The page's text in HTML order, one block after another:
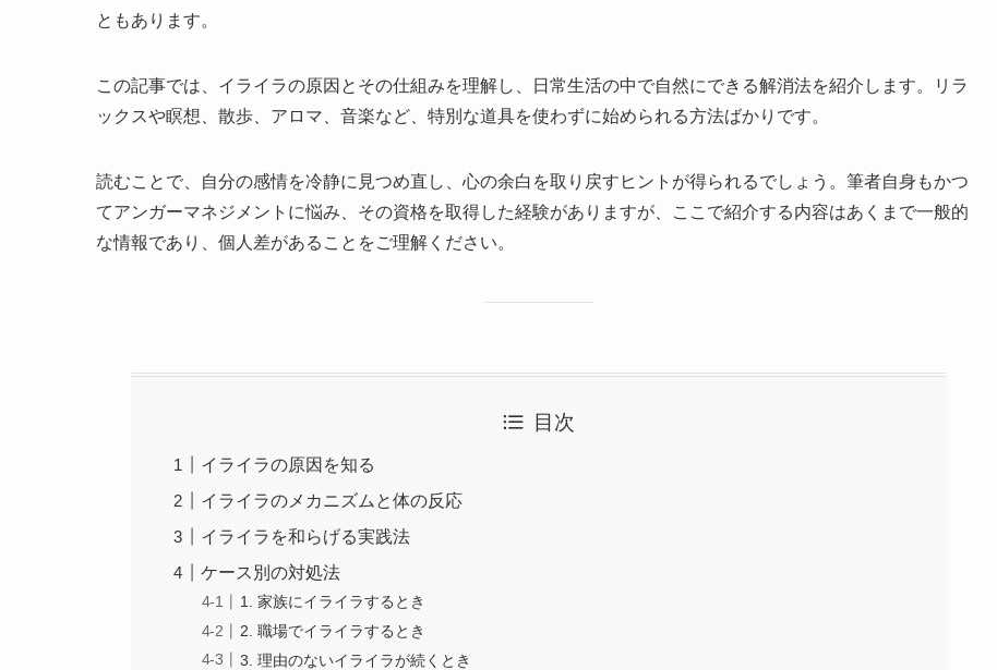
ともあります。
この記事では、イライラの原因とその仕組みを理解し、日常生活の中で自然にできる解消法を紹介します。リラ
ックスや瞑想、散歩、アロマ、音楽など、特別な道具を使わずに始められる方法ばかりです。
読むことで、自分の感情を冷静に見つめ直し、心の余白を取り戻すヒントが得られるでしょう。筆者自身もかつ
てアンガーマネジメントに悩み、その資格を取得した経験がありますが、ここで紹介する内容はあくまで一般的
な情報であり、個人差があることをご理解ください。
目次
イライラの原因を知る
イライラのメカニズムと体の反応
イライラを和らげる実践法
ケース別の対処法
1. 家族にイライラするとき
2. 職場でイライラするとき
3. 理由のないイライラが続くとき